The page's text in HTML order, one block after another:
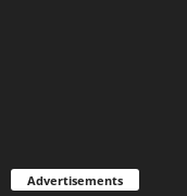
Advertisements